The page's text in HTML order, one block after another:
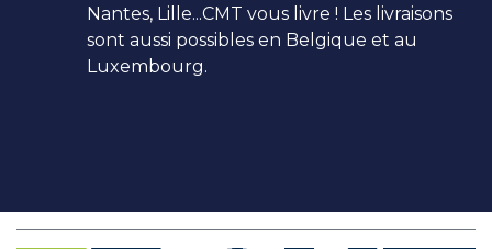
Nantes, Lille...CMT vous livre ! Les livraisons
sont aussi possibles en Belgique et au
Luxembourg.